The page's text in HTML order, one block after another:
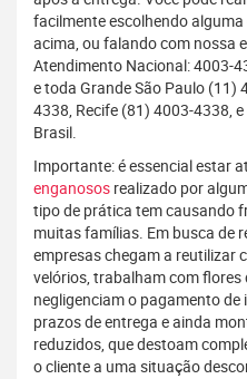
facilmente escolhendo
acima, ou falando com nossa
Atendimento Nacional: 4003-
e toda Grande São Paulo (11)
4338, Recife (81) 4003-4338,
Brasil.
Importante: é essencial estar
enganosos realizado por
tipo de prática tem causando
muitas famílias. Em busca de
empresas chegam a reutilizar
velórios, trabalham com flores
negligenciam o pagamento
prazos de entrega e ainda
reduzidos, que destoam
o cliente a uma situação